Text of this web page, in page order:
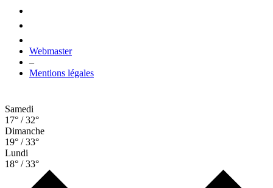
Webmaster
–
Mentions légales
Samedi
17° / 32°
Dimanche
19° / 33°
Lundi
18° / 33°